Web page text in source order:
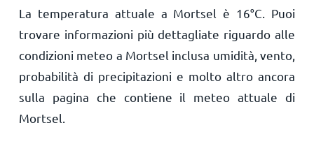
La temperatura attuale a Mortsel è 16°C . Puoi
trovare informazioni più dettagliate riguardo alle
condizioni meteo a Mortsel inclusa umidità, vento,
probabilità di precipitazioni e molto altro ancora
sulla pagina che contiene il meteo attuale di
Mortsel.